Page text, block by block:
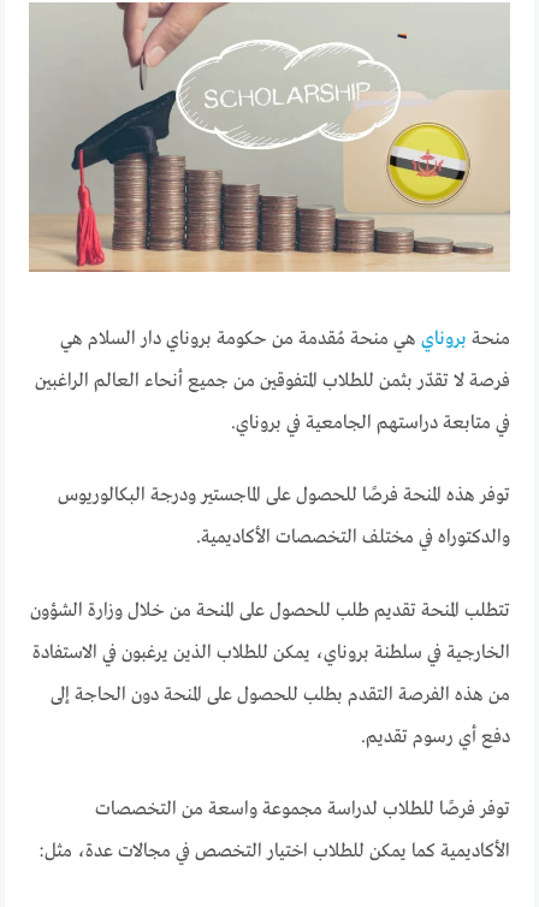
منحة بروناي هي منحة مُقدمة من حكومة بروناي دار السلام هي
فرصة لا تقدّر بثمن للطلاب المتفوقين من جميع أنحاء العالم الراغبين
في متابعة دراستهم الجامعية في بروناي.
توفر هذه المنحة فرصًا للحصول على الماجستير ودرجة البكالوريوس
والدكتوراه في مختلف التخصصات الأكاديمية.
تتطلب المنحة تقديم طلب للحصول على المنحة من خلال وزارة الشؤون
الخارجية في سلطنة بروناي، يمكن للطلاب الذين يرغبون في الاستفادة
من هذه الفرصة التقدم بطلب للحصول على المنحة دون الحاجة إلى
دفع أي رسوم تقديم.
توفر فرصًا للطلاب لدراسة مجموعة واسعة من التخصصات
الأكاديمية كما يمكن للطلاب اختيار التخصص في مجالات عدة، مثل: